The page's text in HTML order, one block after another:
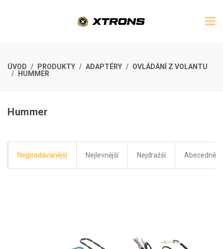
ÚVOD PRODUKTY ADAPTÉRY
OVLÁDÁNÍ Z VOLANTU
HUMMER
Hummer
Nejprodávanější Nejlevnější Nejdražší Abecedně